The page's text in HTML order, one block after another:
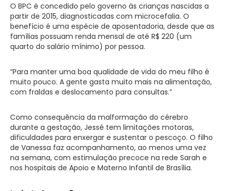
O BPC é concedido pelo governo às crianças nascidas a
partir de 2015, diagnosticadas com microcefalia. O
benefício é uma espécie de aposentadoria, desde que as
famílias possuam renda mensal de até R$ 220 (um
quarto do salário mínimo) por pessoa.
“Para manter uma boa qualidade de vida do meu filho é
muito pouco. A gente gasta muito mais na alimentação,
com fraldas e deslocamento para consultas.”
Como consequência da malformação do cérebro
durante a gestação, Jessé tem limitações motoras,
dificuldades para enxergar e sustentar o pescoço. O filho
de Vanessa faz acompanhamento, ao menos uma vez
na semana, com estimulação precoce na rede Sarah e
nos hospitais de Apoio e Materno Infantil de Brasília.